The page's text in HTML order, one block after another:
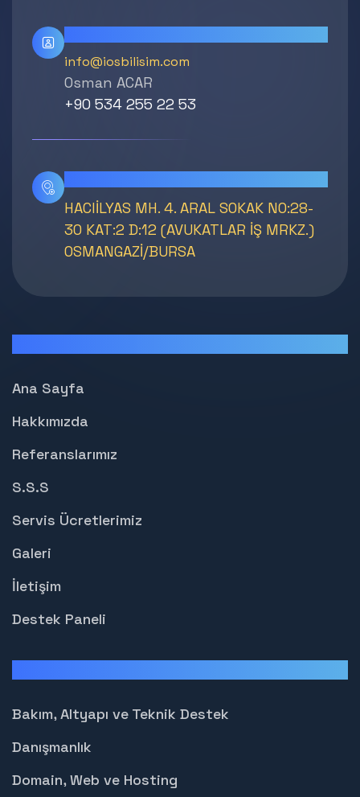
info@iosbilisim.com
Osman ACAR
+90 534 255 22 53
HACIİLYAS MH. 4. ARAL SOKAK NO:28-
30 KAT:2 D:12 (AVUKATLAR İŞ MRKZ.)
OSMANGAZİ/BURSA
Ana Sayfa
Hakkımızda
Referanslarımız
S.S.S
Servis Ücretlerimiz
Galeri
İletişim
Destek Paneli
Bakım, Altyapı ve Teknik Destek
Danışmanlık
Domain, Web ve Hosting